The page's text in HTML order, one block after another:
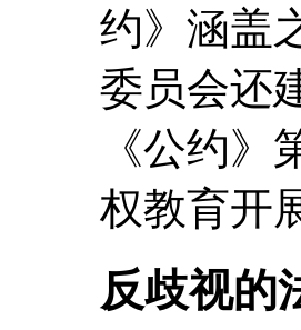
约》涵盖
委员会还
《公约
权教育开
反歧视的